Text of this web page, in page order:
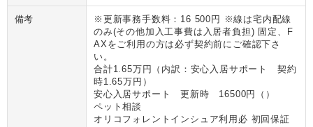
備考
※更新事務手数料：16 500円 ※線は宅内配線
のみ(その他加入工事費は入居者負担) 固定、F
AXをご利用の方は必ず契約前にご確認下さ
い。
合計1.65万円（内訳：安心入居サポート 契約
時1.65万円）
安心入居サポート 更新時 16500円（）
ペット相談
オリコフォレントインシュア利用必 初回保証